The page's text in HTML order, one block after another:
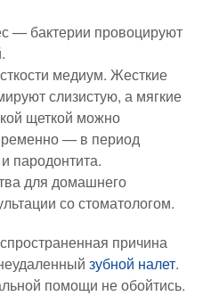
— бактерии провоцируют
медиум. Жесткие
слизистую, а мягкие
щеткой можно
— в период
пародонтита.
для домашнего
со стоматологом.
причина
зубной налет.
помощи не обойтись.